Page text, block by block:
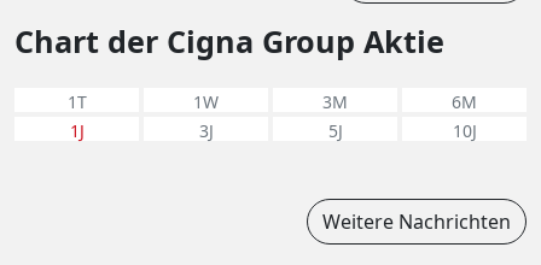
Chart der Cigna Group Aktie
1T 1W 3M
6M
1J
3J 5J 10J
Weitere Nachrichten